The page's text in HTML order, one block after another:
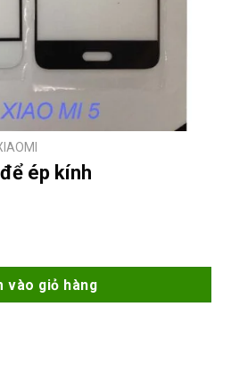
ép kính
số lượng
vào giỏ hàng